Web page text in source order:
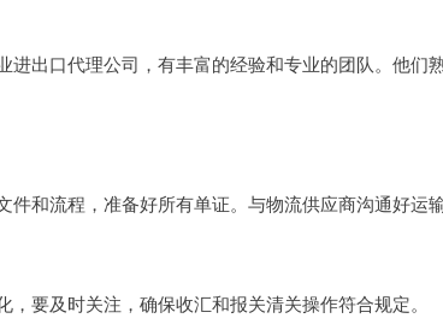
进出口代理公司，有丰富的经验和专业的团队。他们
和流程，准备好所有单证。与物流供应商沟通好运
要及时关注，确保收汇和报关清关操作符合规定。